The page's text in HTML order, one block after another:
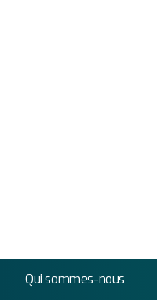
Qui sommes-nous